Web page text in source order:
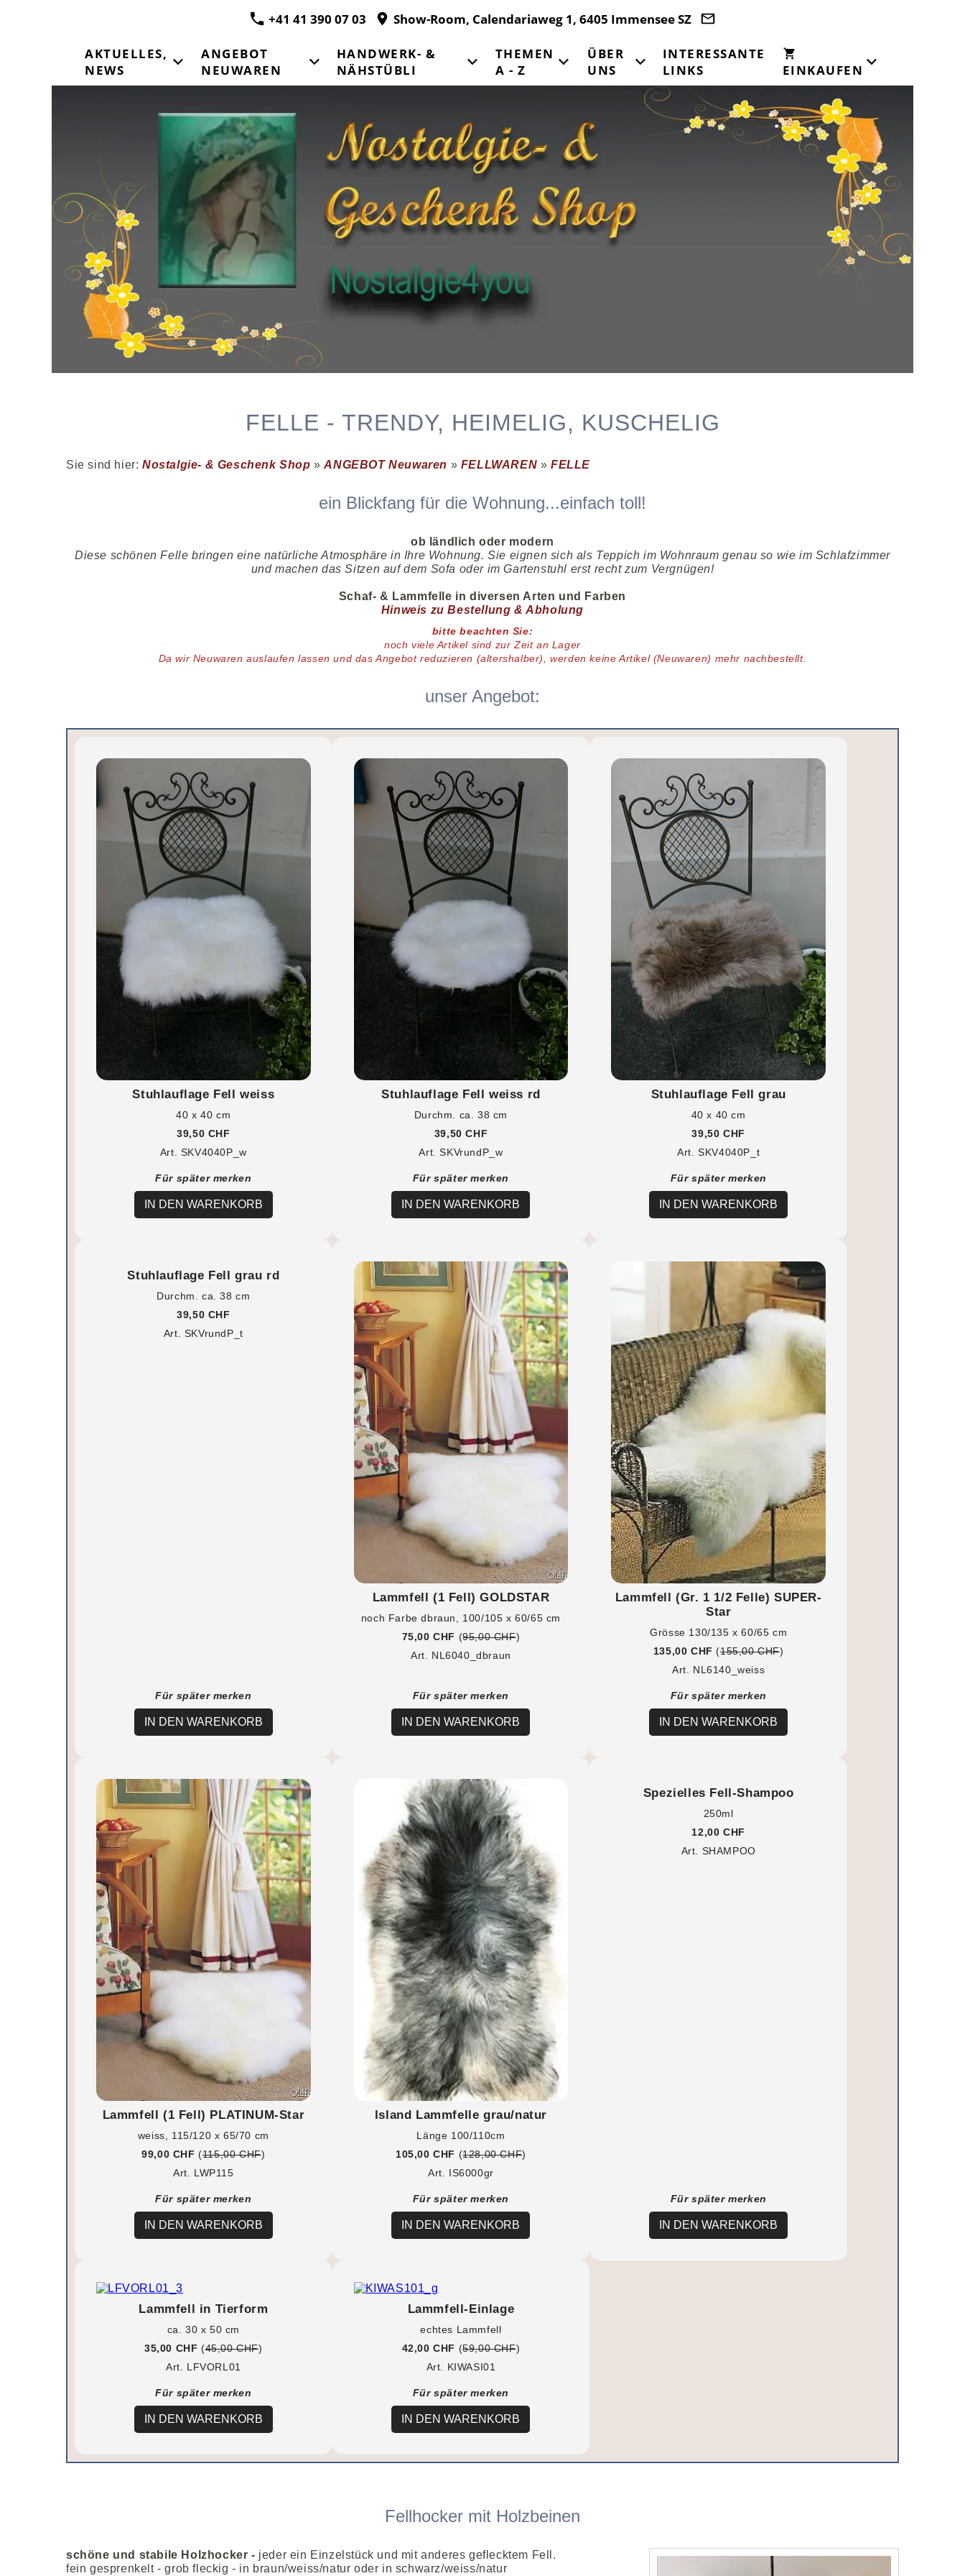
+41 41 390 07 03 Show-Room, Calendariaweg 1, 6405 Immensee SZ
AKTUELLES,
NEWS
ANGEBOT
NEUWAREN
HANDWERK- &
NÄHSTÜBLI
THEMEN
A - Z
ÜBER
UNS
INTERESSANTE
LINKS
EINKAUFEN
FELLE - TRENDY, HEIMELIG, KUSCHELIG
Sie sind hier: Nostalgie- & Geschenk Shop »ANGEBOT Neuwaren » FELLWAREN »FELLE
ein Blickfang für die Wohnung...einfach toll!
ob ländlich oder modern
Diese schönen Felle bringen eine natürliche Atmosphäre in Ihre Wohnung. Sie eignen sich als Teppich im Wohnraum genau so wie im Schlafzimmer
und machen das Sitzen auf dem Sofa oder im Gartenstuhl erst recht zum Vergnügen!
Schaf- & Lammfelle in diversen Arten und Farben
Hinweis zu Bestellung & Abholung
bitte beachten Sie:
noch viele Artikel sind zur Zeit an Lager
Da wir Neuwaren auslaufen lassen und das Angebot reduzieren (altershalber),werden keine Artikel (Neuwaren) mehr nachbestellt.
unser Angebot:
Stuhlauflage Fell weiss
40 x 40 cm
39,50 CHF
Art. SKV4040P_w
Für später merken
IN DEN WARENKORB
Stuhlauflage Fell weiss rd
Durchm. ca. 38 cm
39,50 CHF
Art. SKVrundP_w
Für später merken
IN DEN WARENKORB
Stuhlauflage Fell grau
40 x 40 cm
39,50 CHF
Art. SKV4040P_t
Für später merken
IN DEN WARENKORB
Stuhlauflage Fell grau rd
Durchm. ca. 38 cm
39,50 CHF
Art. SKVrundP_t
Für später merken
IN DEN WARENKORB
Lammfell (1 Fell) GOLDSTAR
noch Farbe dbraun, 100/105 x 60/65 cm
75,00 CHF (95,00 CHF)
Art. NL6040_dbraun
Für später merken
IN DEN WARENKORB
Lammfell (Gr. 1 1/2 Felle) SUPER-
Star
Grösse 130/135 x 60/65 cm
135,00 CHF (155,00 CHF)
Art. NL6140_weiss
Für später merken
IN DEN WARENKORB
Lammfell (1 Fell) PLATINUM-Star
weiss, 115/120 x 65/70 cm
99,00 CHF (115,00 CHF)
Art. LWP115
Für später merken
IN DEN WARENKORB
Island Lammfelle grau/natur
Länge 100/110cm
105,00 CHF (128,00 CHF)
Art. IS6000gr
Für später merken
IN DEN WARENKORB
Spezielles Fell-Shampoo
250ml
12,00 CHF
Art. SHAMPOO
Für später merken
IN DEN WARENKORB
Lammfell in Tierform
ca. 30 x 50 cm
35,00 CHF (45,00 CHF)
Art. LFVORL01
Für später merken
IN DEN WARENKORB
Lammfell-Einlage
echtes Lammfell
42,00 CHF (59,00 CHF)
Art. KIWASI01
Für später merken
IN DEN WARENKORB
Fellhocker mit Holzbeinen
schöne und stabile Holzhocker - jeder ein Einzelstück und mit anderes geflecktem Fell.
fein gesprenkelt - grob fleckig - in braun/weiss/natur oder in schwarz/weiss/natur